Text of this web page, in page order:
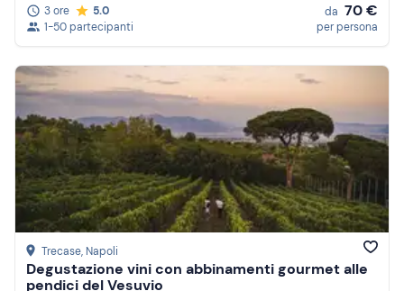
3 ore
5.0
1-50 partecipanti
da 70 €
per persona
Trecase, Napoli
Degustazione vini con abbinamenti gourmet alle
pendici del Vesuvio